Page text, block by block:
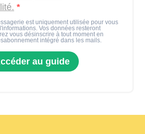
est uniquement utilisée pour vous
Vos données resteront
vous désinscrire à tout moment en
intégré dans les mails.
au guide